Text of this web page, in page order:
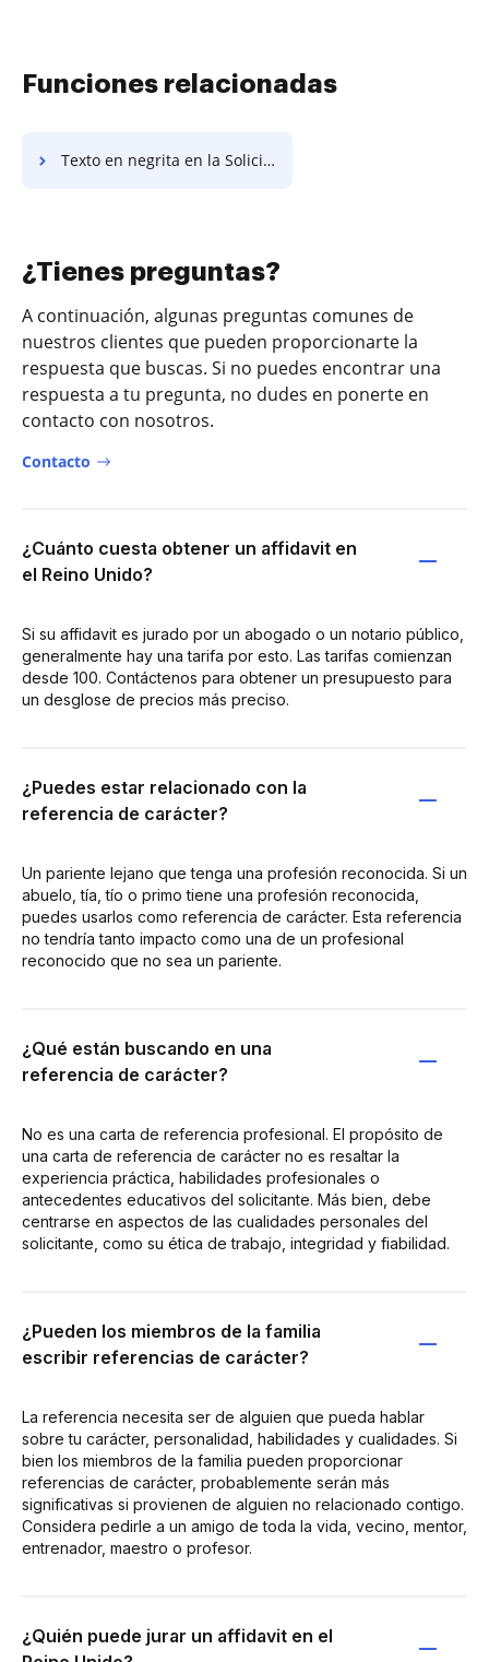
Funciones relacionadas
Texto en negrita en la Solicitud de Empleo Creativo
¿Tienes preguntas?
A continuación, algunas preguntas comunes de
nuestros clientes que pueden proporcionarte la
respuesta que buscas. Si no puedes encontrar una
respuesta a tu pregunta, no dudes en ponerte en
contacto con nosotros.
Contacto
¿Cuánto cuesta obtener un affidavit en
el Reino Unido?
Si su affidavit es jurado por un abogado o un notario público,
generalmente hay una tarifa por esto. Las tarifas comienzan
desde 100. Contáctenos para obtener un presupuesto para
un desglose de precios más preciso.
¿Puedes estar relacionado con la
referencia de carácter?
Un pariente lejano que tenga una profesión reconocida. Si un
abuelo, tía, tío o primo tiene una profesión reconocida,
puedes usarlos como referencia de carácter. Esta referencia
no tendría tanto impacto como una de un profesional
reconocido que no sea un pariente.
¿Qué están buscando en una
referencia de carácter?
No es una carta de referencia profesional. El propósito de
una carta de referencia de carácter no es resaltar la
experiencia práctica, habilidades profesionales o
antecedentes educativos del solicitante. Más bien, debe
centrarse en aspectos de las cualidades personales del
solicitante, como su ética de trabajo, integridad y fiabilidad.
¿Pueden los miembros de la familia
escribir referencias de carácter?
La referencia necesita ser de alguien que pueda hablar
sobre tu carácter, personalidad, habilidades y cualidades. Si
bien los miembros de la familia pueden proporcionar
referencias de carácter, probablemente serán más
significativas si provienen de alguien no relacionado contigo.
Considera pedirle a un amigo de toda la vida, vecino, mentor,
entrenador, maestro o profesor.
¿Quién puede jurar un affidavit en el